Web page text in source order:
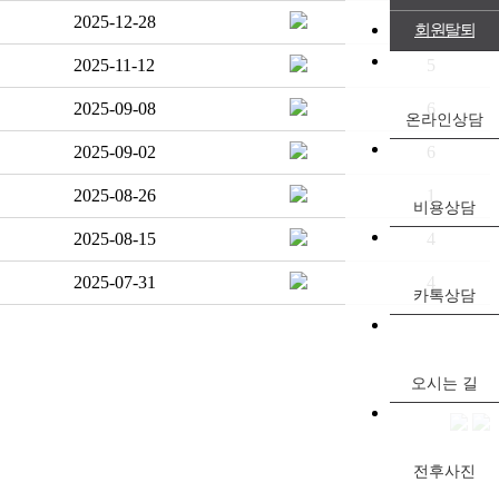
회원탈퇴
온라인상담
비용상담
카톡상담
오시는 길
전후사진
2025-12-28 6
2025-11-12 5
2025-09-08 6
2025-09-02 6
2025-08-26
2025-08-15 4
2025-07-31 4